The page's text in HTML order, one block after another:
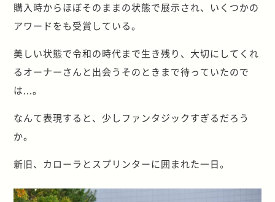
購入時からほぼそのままの状態で展示され、いくつかの
アワードをも受賞している。
美しい状態で令和の時代まで生き残り、大切にしてくれ
るオーナーさんと出会うそのときまで待っていたので
は...。
なんて表現すると、少しファンタジックすぎるだろう
か。
新旧、カローラとスプリンターに囲まれた一日。